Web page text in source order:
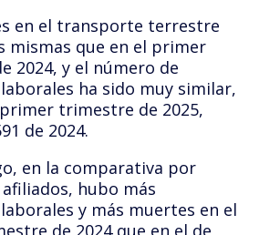
en el transporte terrestre
mismas que en el primer
2024, y el número de
ha sido muy similar,
trimestre de 2025,
de 2024.
en la comparativa por
hubo más
y más muertes en el
de 2024 que en el de